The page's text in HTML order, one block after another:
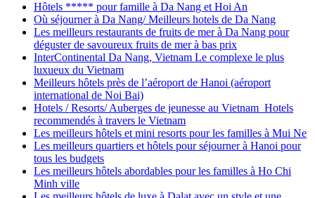
Hôtels ***** pour famille à Da Nang et Hoi An
Où séjourner à Da Nang/ Meilleurs hotels de Da Nang
Les meilleurs restaurants de fruits de mer à Da Nang pour
déguster de savoureux fruits de mer à bas prix
InterContinental Da Nang, Vietnam Le complexe le plus
luxueux du Vietnam
Meilleurs hôtels près de l’aéroport de Hanoi (aéroport
international de Noi Bai)
Hotels / Resorts/ Auberges de jeunesse au Vietnam Hotels
recommendés à travers le Vietnam
Les meilleurs hôtels et mini resorts pour les familles à Mui Ne
Les meilleurs quartiers et hôtels pour séjourner à Hanoi pour
tous les budgets
Les meilleurs hôtels abordables pour les familles à Ho Chi
Minh ville